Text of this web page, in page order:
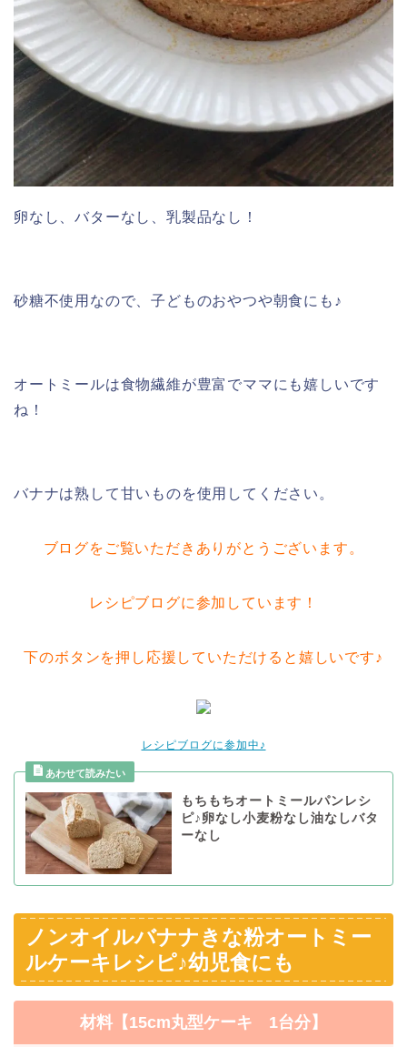
卵なし、バターなし、乳製品なし！
砂糖不使用なので、子どものおやつや朝食にも♪
オートミールは食物繊維が豊富でママにも嬉しいです
ね！
バナナは熟して甘いものを使用してください。
ブログをご覧いただきありがとうございます。
レシピブログに参加しています！
下のボタンを押し応援していただけると嬉しいです♪
レシピブログに参加中♪
もちもちオートミールパンレシ
ピ♪卵なし小麦粉なし油なしバタ
ーなし
ノンオイルバナナきな粉オートミー
ルケーキレシピ♪幼児食にも
材料【15cm丸型ケーキ 1台分】